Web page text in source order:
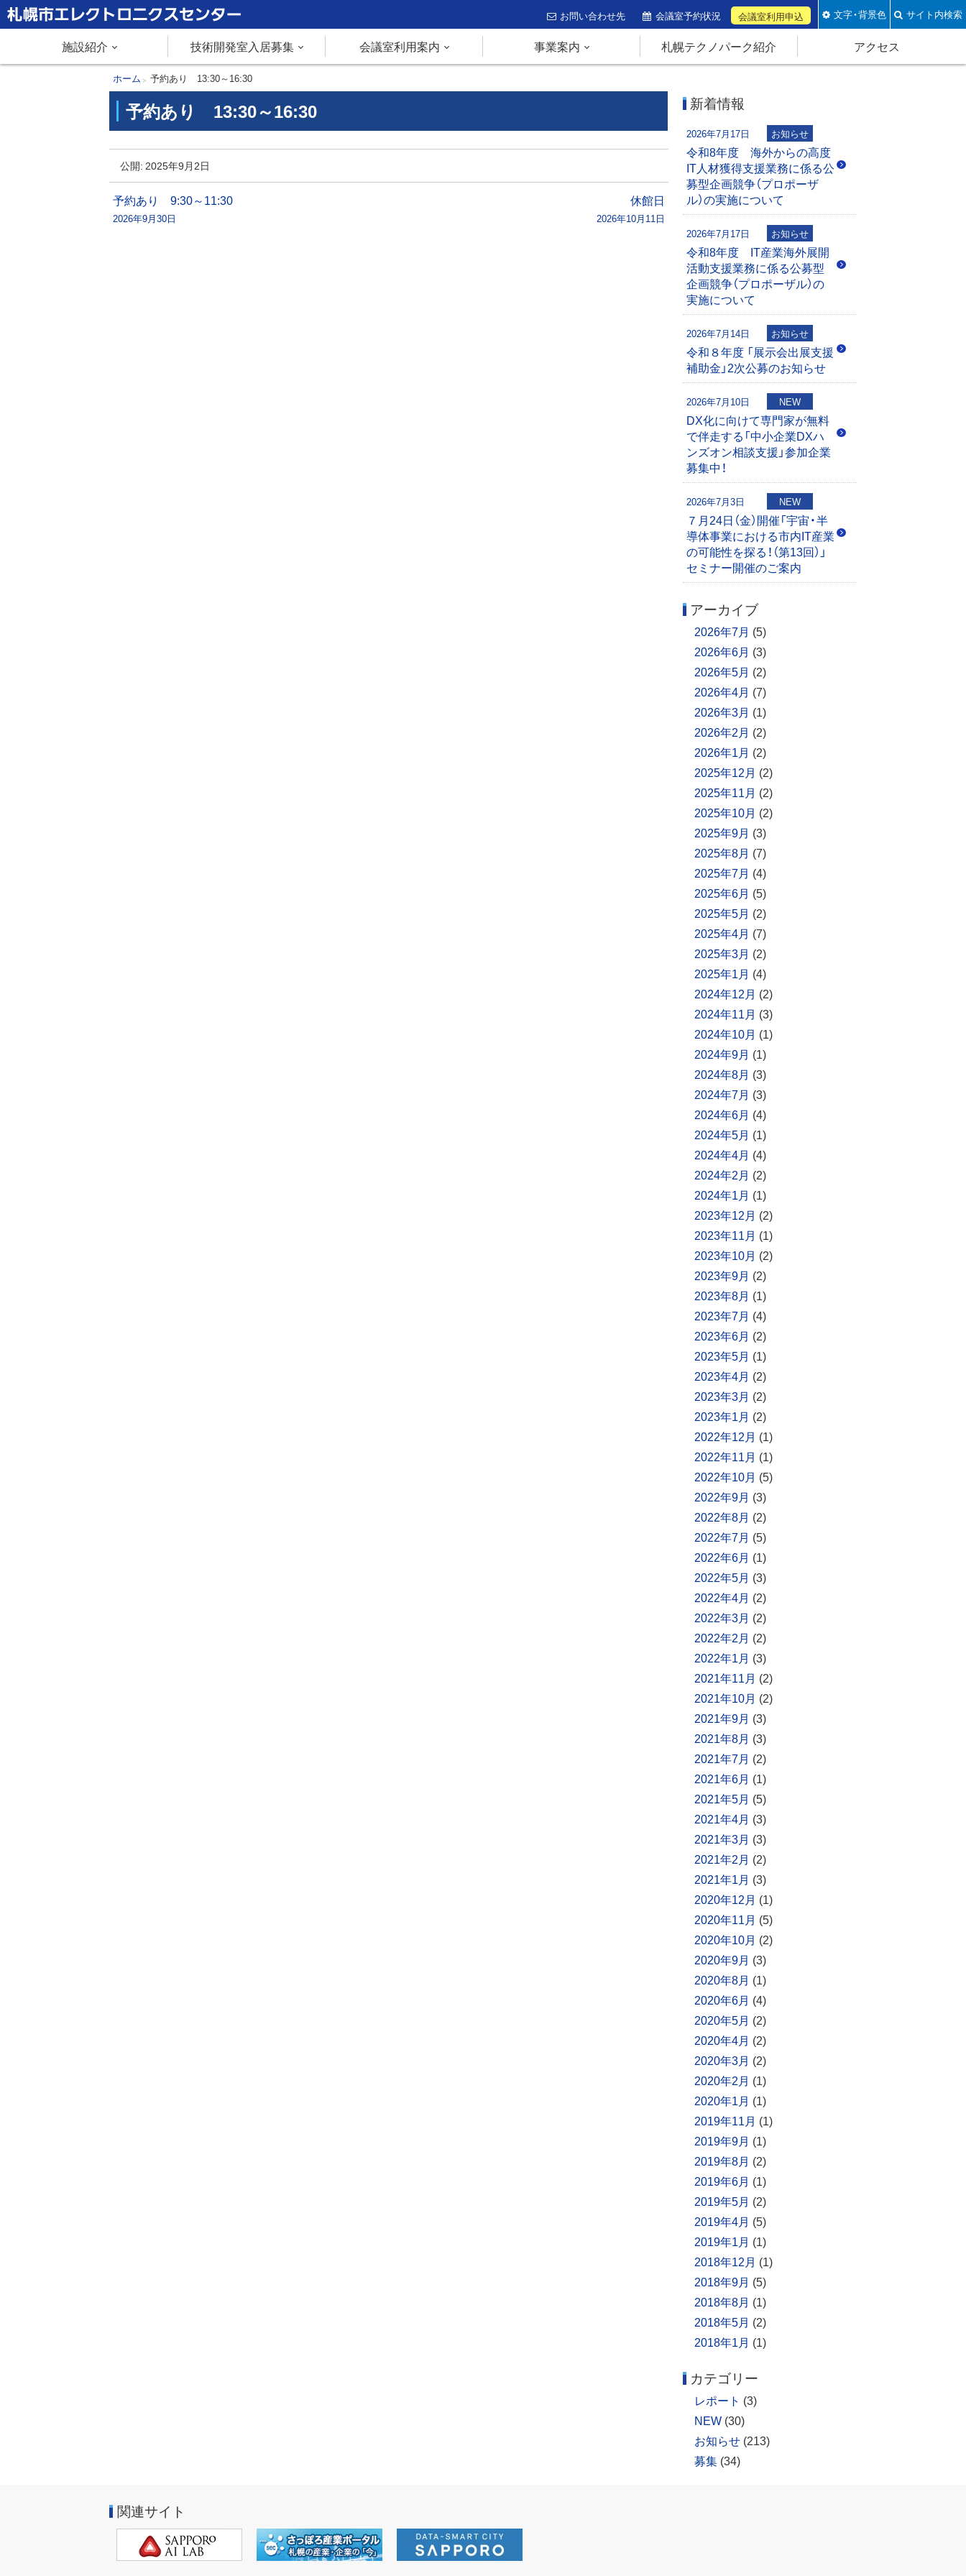
本
文
メ
札幌市エレクトロニクスセンター
お問い合わせ先 会議室予約状況 会議室利用申込 文字・背景色 サイト内検索
施設紹介 技術開発室入居募集 会議室利用案内 事業案内 札幌テクノパーク紹介 アクセス
現
在
置
の
層
ホーム 予約あり 13:30～16:30
予約あり 13:30～16:30
予
約
あ
り
公開:2025年9月2日
投
予約あり 9:30～11:30
2026年9月30日
休館日
2026年10月11日
新着情報
2026年7月17日 お知らせ
令和8年度 海外からの高度
IT人材獲得支援業務に係る公
募型企画競争（プロポーザ
ル）の実施について
2026年7月17日 お知らせ
令和8年度 IT産業海外展開
活動支援業務に係る公募型
企画競争（プロポーザル）の
実施について
2026年7月14日 お知らせ
令和８年度 「展示会出展支援
補助金」2次公募のお知らせ
2026年7月10日 NEW
DX化に向けて専門家が無料
で伴走する「中小企業DXハ
ンズオン相談支援」参加企業
募集中！
2026年7月3日 NEW
７月24日（金）開催「宇宙・半
導体事業における市内IT産業
の可能性を探る！（第13回）」
セミナー開催のご案内
アーカイブ
2026年7月 (5)
2026年6月 (3)
2026年5月 (2)
2026年4月 (7)
2026年3月 (1)
2026年2月 (2)
2026年1月 (2)
2025年12月 (2)
2025年11月 (2)
2025年10月 (2)
2025年9月 (3)
2025年8月 (7)
2025年7月 (4)
2025年6月 (5)
2025年5月 (2)
2025年4月 (7)
2025年3月 (2)
2025年1月 (4)
2024年12月 (2)
2024年11月 (3)
2024年10月 (1)
2024年9月 (1)
2024年8月 (3)
2024年7月 (3)
2024年6月 (4)
2024年5月 (1)
2024年4月 (4)
2024年2月 (2)
2024年1月 (1)
2023年12月 (2)
2023年11月 (1)
2023年10月 (2)
2023年9月 (2)
2023年8月 (1)
2023年7月 (4)
2023年6月 (2)
2023年5月 (1)
2023年4月 (2)
2023年3月 (2)
2023年1月 (2)
2022年12月 (1)
2022年11月 (1)
2022年10月 (5)
2022年9月 (3)
2022年8月 (2)
2022年7月 (5)
2022年6月 (1)
2022年5月 (3)
2022年4月 (2)
2022年3月 (2)
2022年2月 (2)
2022年1月 (3)
2021年11月 (2)
2021年10月 (2)
2021年9月 (3)
2021年8月 (3)
2021年7月 (2)
2021年6月 (1)
2021年5月 (5)
2021年4月 (3)
2021年3月 (3)
2021年2月 (2)
2021年1月 (3)
2020年12月 (1)
2020年11月 (5)
2020年10月 (2)
2020年9月 (3)
2020年8月 (1)
2020年6月 (4)
2020年5月 (2)
2020年4月 (2)
2020年3月 (2)
2020年2月 (1)
2020年1月 (1)
2019年11月 (1)
2019年9月 (1)
2019年8月 (2)
2019年6月 (1)
2019年5月 (2)
2019年4月 (5)
2019年1月 (1)
2018年12月 (1)
2018年9月 (5)
2018年8月 (1)
2018年5月 (2)
2018年1月 (1)
カテゴリー
レポート (3)
NEW(30)
お知らせ(213)
募集(34)
関連サイト